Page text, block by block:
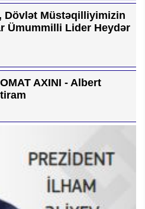
Dövlət Müstəqilliyimizin
Ümummilli Lider Heydər
AXINI - Albert